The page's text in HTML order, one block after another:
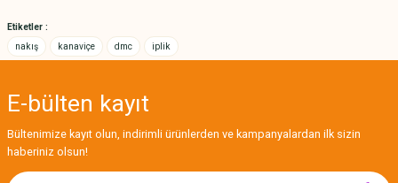
Etiketler :
nakış
kanaviçe dmc iplik
E-bülten kayıt
Bültenimize kayıt olun, indirimli ürünlerden ve kampanyalardan ilk sizin
haberiniz olsun!